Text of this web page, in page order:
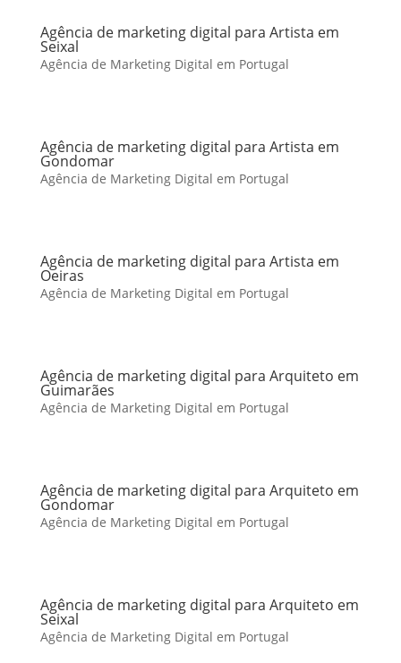
Agência de marketing digital para Artista em
Seixal
Agência de Marketing Digital em Portugal
Agência de marketing digital para Artista em
Gondomar
Agência de Marketing Digital em Portugal
Agência de marketing digital para Artista em
Oeiras
Agência de Marketing Digital em Portugal
Agência de marketing digital para Arquiteto em
Guimarães
Agência de Marketing Digital em Portugal
Agência de marketing digital para Arquiteto em
Gondomar
Agência de Marketing Digital em Portugal
Agência de marketing digital para Arquiteto em
Seixal
Agência de Marketing Digital em Portugal